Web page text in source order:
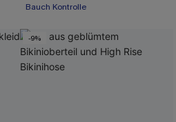
Bauch Kontrolle
-9%